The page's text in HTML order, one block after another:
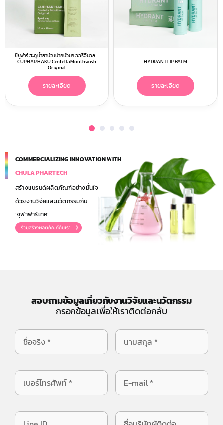
ซียูฟาร์ ฮะคุ น้ำยาบ้วนปากบัวบก ออริจินอล –
CUPHAR HAKU Centella Mouthwash
Original
รายละเอียด
HYDRANT LIP BALM
รายละเอียด
COMMERCIALIZING INNOVATION WITH
CHULA PHARTECH
สร้างแบรนด์ผลิตภัณฑ์อย่างมั่นใจ
ด้วยงานวิจัยและนวัตกรรมกับ
‘จุฬาฟาร์เทค’
สอบถามข้อมูลเกี่ยวกับงานวิจัยและนวัตกรรม
กรอกข้อมูลเพื่อให้เราติดต่อกลับ